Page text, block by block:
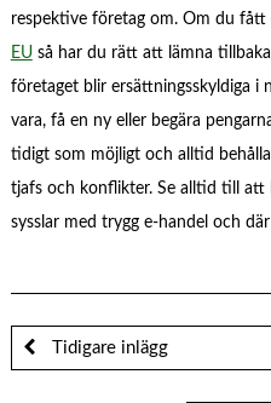
respektive företag om. Om du
EUså har du rätt att lämna
företaget blir ersättningsskyldiga i
vara, få en ny eller begära
tidigt som möjligt och alltid
tjafs och konflikter. Se alltid till att
sysslar med trygg e-handel och
Tidigare inlägg